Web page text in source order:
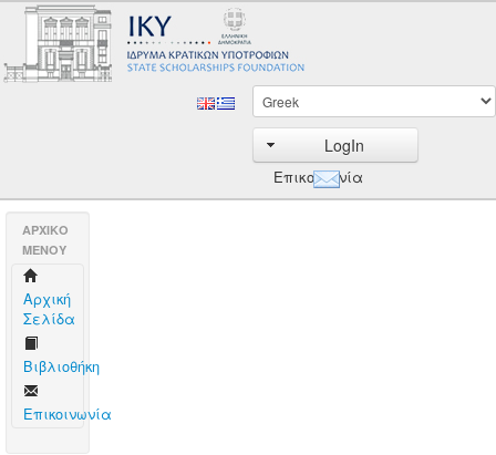
LogIn
Επικοινωνία
AΡΧΙΚΟ
ΜΕΝΟΥ
Aρχική
Σελίδα
Βιβλιοθήκη
Επικοινωνία